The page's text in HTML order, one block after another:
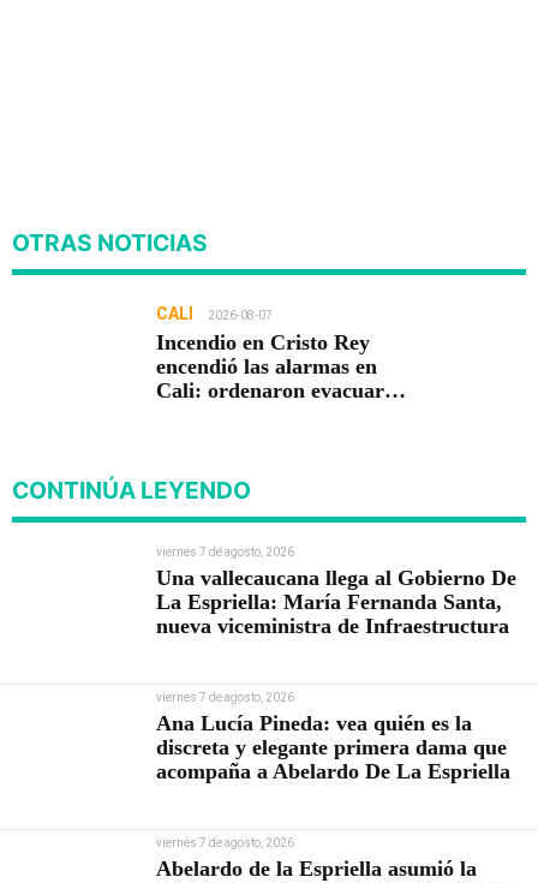
OTRAS NOTICIAS
CALI 2026-08-07
Incendio en Cristo Rey
encendió las alarmas en
Cali: ordenaron evacuar
CONTINÚA LEYENDO
viernes 7 de agosto, 2026
Una vallecaucana llega al Gobierno De
La Espriella: María Fernanda Santa,
nueva viceministra de Infraestructura
viernes 7 de agosto, 2026
Ana Lucía Pineda: vea quién es la
discreta y elegante primera dama que
acompaña a Abelardo De La Espriella
viernes 7 de agosto, 2026
Abelardo de la Espriella asumió la